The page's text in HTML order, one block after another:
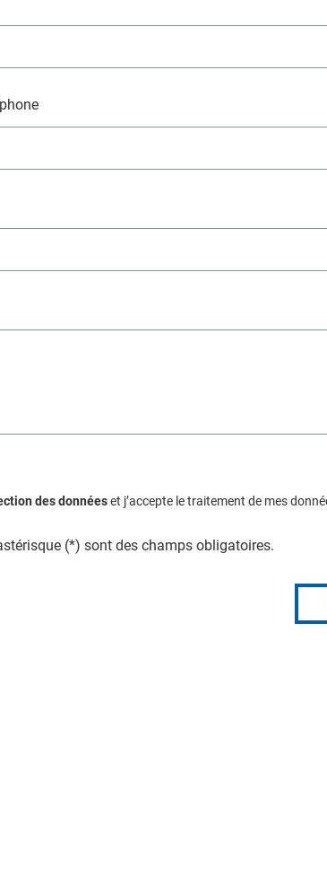
des donnéeset j’accepte le traitement de mes
(*) sont des champs obligatoires.